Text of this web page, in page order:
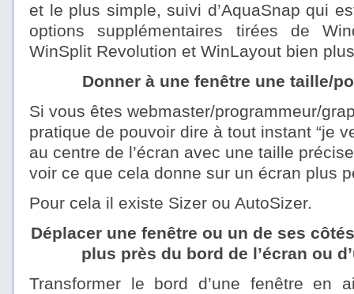
et le plus simple, suivi d’AquaSnap qui
options supplémentaires tirées de
WinSplit Revolution et WinLayout bien
Donner à une fenêtre une taille/
Si vous êtes webmaster/programmeur/
pratique de pouvoir dire à tout instant “je
au centre de l’écran avec une taille
voir ce que cela donne sur un écran plus
Pour cela il existe Sizer ou AutoSizer.
Déplacer une fenêtre ou un de ses
plus près du bord de l’écran ou
Transformer le bord d’une fenêtre en